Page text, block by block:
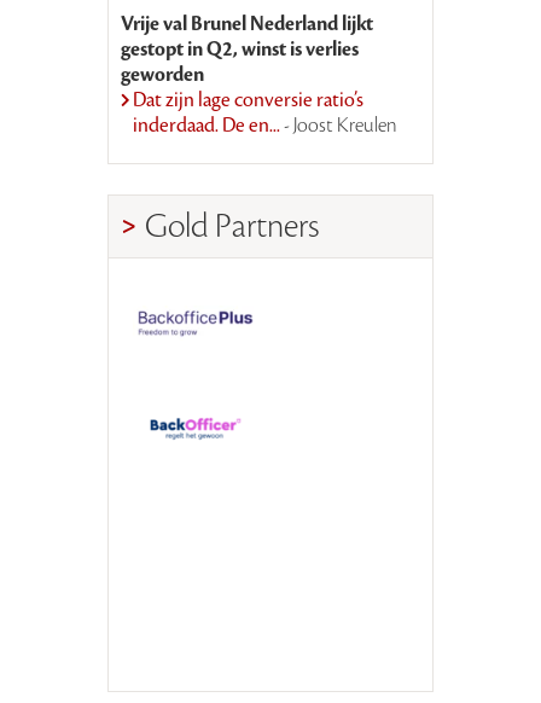
Vrije val Brunel Nederland lijkt
gestopt in Q2, winst is verlies
geworden
Dat zijn lage conversie ratio’s
inderdaad. De en...- Joost Kreulen
Gold Partners